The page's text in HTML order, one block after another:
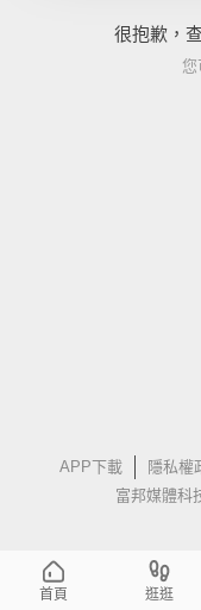
很抱歉，
APP下載 隱私權
富邦媒體科
首頁 逛逛